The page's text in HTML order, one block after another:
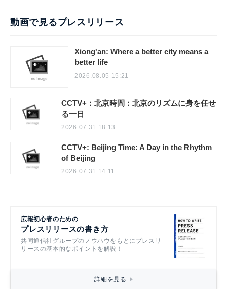
動画で見るプレスリリース
Xiong'an: Where a better city means a
better life
2026.08.05 15:21
CCTV+：北京時間：北京のリズムに身を任せ
る一日
2026.07.31 18:13
CCTV+: Beijing Time: A Day in the Rhythm
of Beijing
2026.07.31 14:11
広報初心者のための
プレスリリースの書き方
共同通信社グループのノウハウをもとにプレスリ
リースの基本的なポイントを解説！
詳細を見る